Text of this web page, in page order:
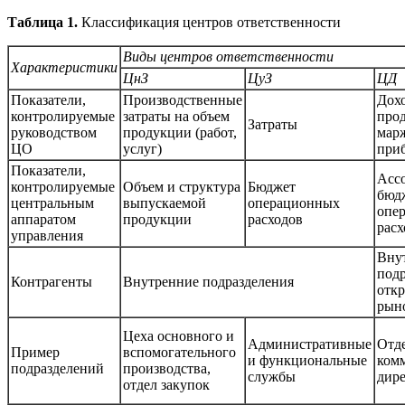
Таблица 1. Классификация центров ответственности
Характеристики
Виды центров ответственности
ЦнЗ
ЦуЗ
ЦД
Показатели,
контролируемые
руководством
ЦО
Производственные
затраты на объем
продукции (работ,
услуг)
Затраты
Показатели,
контролируемые
центральным
аппаратом
управления
Объем и структура
выпускаемой
продукции
Бюджет
операционных
расходов
Контрагенты Внутренние подразделения
Пример
подразделений
Цеха основного и
вспомогательного
производства,
отдел закупок
Административные
и функциональные
службы